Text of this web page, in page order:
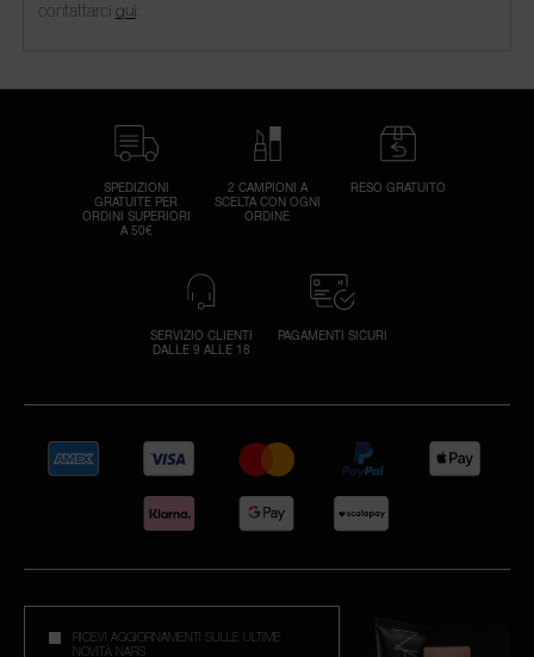
contattarci qui.
SPEDIZIONI
GRATUITE PER
ORDINI SUPERIORI
A 50€
2 CAMPIONI A
SCELTA CON OGNI
ORDINE
RESO GRATUITO
SERVIZIO CLIENTI
DALLE 9 ALLE 18
PAGAMENTI SICURI
RICEVI AGGIORNAMENTI SULLE ULTIME
NOVITÀ NARS